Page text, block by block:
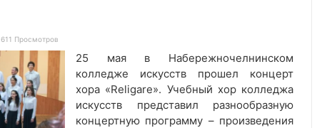
Просмотров
25 мая в Набережночелнинском
колледже искусств прошел концерт
хора «Religare». Учебный хор колледжа
искусств представил разнообразную
концертную программу – произведения